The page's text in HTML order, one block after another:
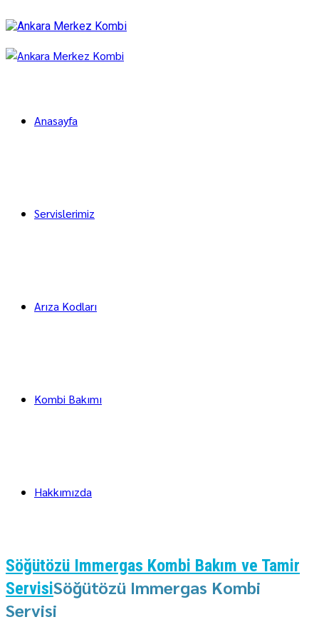
Anasayfa
Servislerimiz
Arıza Kodları
Kombi Bakımı
Hakkımızda
Söğütözü Immergas Kombi Bakım ve Tamir
ServisiSöğütözü Immergas Kombi
Servisi